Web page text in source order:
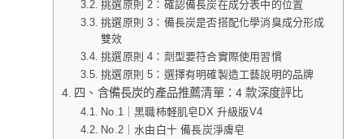
挑選原則 2：確認備長炭在成分表中的位置
挑選原則 3：備長炭是否搭配化學消臭成分形成
雙效
挑選原則 4：劑型要符合實際使用習慣
挑選原則 5：選擇有明確製造工藝說明的品牌
四、含備長炭的產品推薦清單：4 款深度評比
No.1｜黑職柿軽肌皂DX 升級版V4
No.2｜水由白十 備長炭淨膚皂